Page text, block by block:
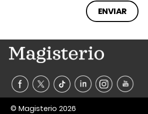
© Magisterio 2026